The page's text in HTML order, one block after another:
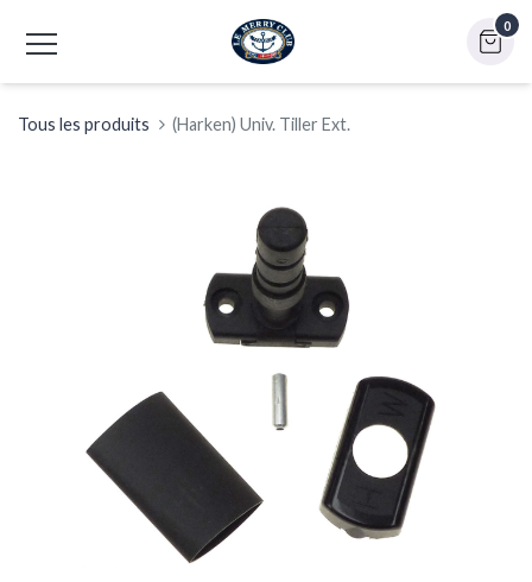
0
Tous les produits (Harken) Univ. Tiller Ext.